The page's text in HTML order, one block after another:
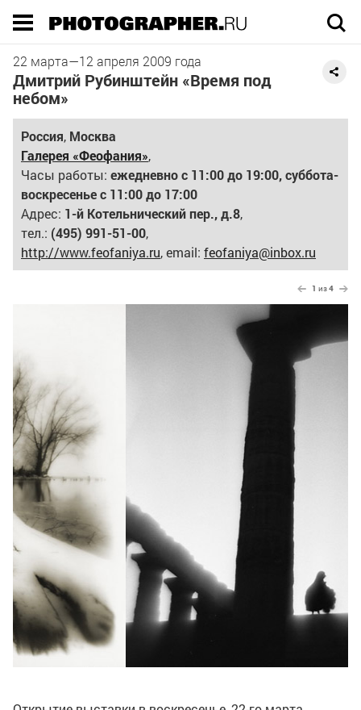
22 марта—12 апреля 2009 года
Дмитрий Рубинштейн «Время под
небом»
Россия, Москва
Галерея «Феофания»,
Часы работы: ежедневно с 11:00 до 19:00, суббота-
воскресенье с 11:00 до 17:00
Адрес: 1-й Котельнический пер., д.8,
тел.: (495) 991-51-00,
http://www.feofaniya.ru, email: feofaniya@inbox.ru
1 из4